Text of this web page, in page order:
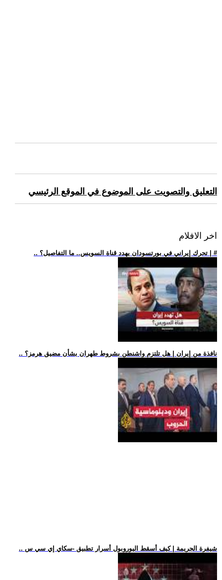
التعليق والتصويت على الموضوع في الموقع الرئيسي
اخر الافلام
.. تحرك إيراني في بورتسودان يهدد قناة السويس.. ما التفاصيل؟ | #
.. نافذة من إيران | هل تلتزم واشنطن بشروط طهران بشأن مضيق هرمز؟
.. شيفرة الجريمة | كيف أسقط اليوروبول أسرار تطبيق -سكاي إي سي س